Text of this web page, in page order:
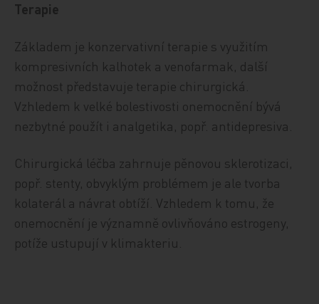
Terapie
Základem je konzervativní terapie s využitím
kompresivních kalhotek a venofarmak, další
možnost představuje terapie chirurgická.
Vzhledem k velké bolestivosti onemocnění bývá
nezbytné použít i analgetika, popř. antidepresiva.
Chirurgická léčba zahrnuje pěnovou sklerotizaci,
popř. stenty, obvyklým problémem je ale tvorba
kolaterál a návrat obtíží. Vzhledem k tomu, že
onemocnění je významně ovlivňováno estrogeny,
potíže ustupují v klimakteriu.